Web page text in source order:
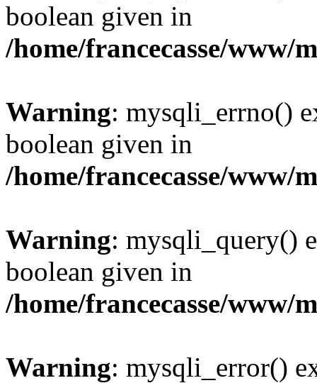
boolean given in
/home/francecasse/www/
Warning: mysqli_errno()
boolean given in
/home/francecasse/www/
Warning: mysqli_query()
boolean given in
/home/francecasse/www/
Warning: mysqli_error()